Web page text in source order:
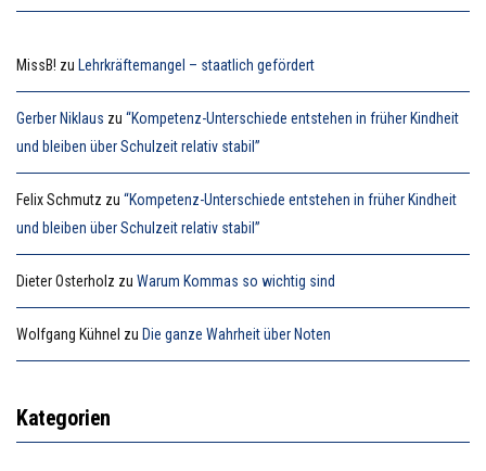
MissB! zu Lehrkräftemangel – staatlich gefördert
Gerber Niklaus zu “Kompetenz-Unterschiede entstehen in früher Kindheit
und bleiben über Schulzeit relativ stabil”
Felix Schmutz zu “Kompetenz-Unterschiede entstehen in früher Kindheit
und bleiben über Schulzeit relativ stabil”
Dieter Osterholz zu Warum Kommas so wichtig sind
Wolfgang Kühnel zu Die ganze Wahrheit über Noten
Kategorien